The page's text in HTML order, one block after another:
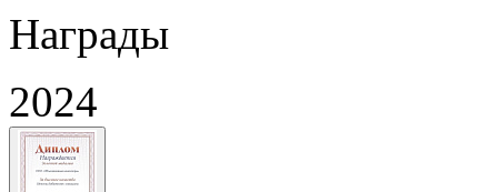
Награды
2024